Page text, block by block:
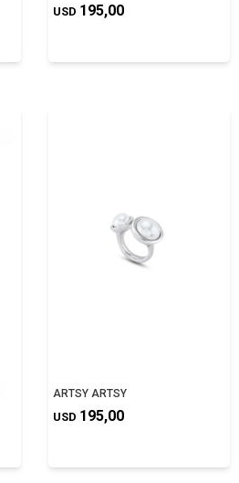
USD 195,00
ARTSY ARTSY
USD 195,00